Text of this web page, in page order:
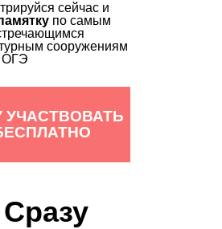
сейчас и
по самым
сооружениям
ОГЭ
Сразу
УЧАСТВОВАТЬ